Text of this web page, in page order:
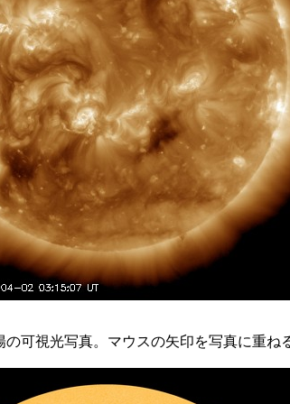
の可視光写真。マウスの矢印を写真に重